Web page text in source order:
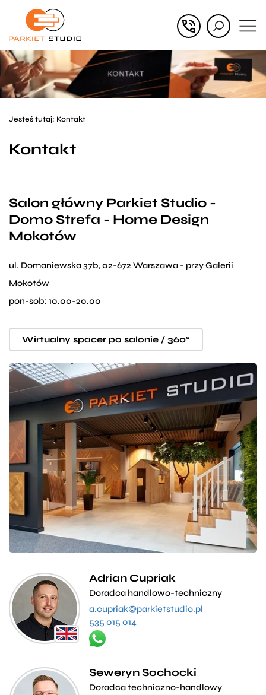
Przejdź
głównego
Przejdź
menu
w
stopce
Jesteś tutaj: Kontakt
Kontakt
Salon główny Parkiet Studio -
Domo Strefa - Home Design
Mokotów
ul. Domaniewska 37b, 02-672 Warszawa - przy Galerii
Mokotów
pon-sob: 10.00-20.00
Wirtualny spacer po salonie / 360°
Adrian Cupriak
Doradca handlowo-techniczny
a.cupriak@parkietstudio.pl
535 015 014
Seweryn Sochocki
Doradca techniczno-handlowy